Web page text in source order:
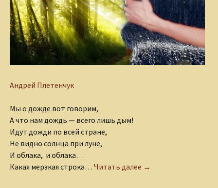
Андрей Плетенчук
Мы о дожде вот говорим,
А что нам дождь — всего лишь дым!
Идут дожди по всей стране,
Не видно солнца при луне,
И облака, и облака…
Какая мерзкая строка… Читать далее Говорим о дожде
→